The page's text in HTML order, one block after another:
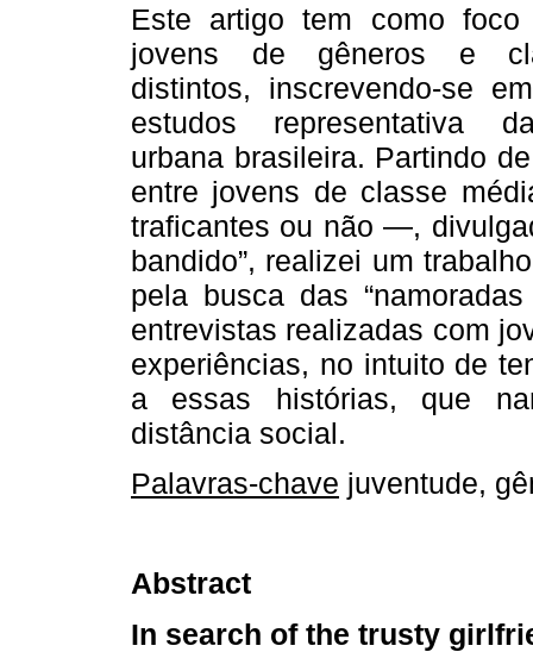
Este artigo tem como foco
jovens de gêneros e
distintos, inscrevendo-se
estudos representativa
urbana brasileira. Partindo
entre jovens de classe
traficantes ou não —,
bandido”, realizei um
pela busca das
entrevistas realizadas com
experiências, no intuito de
a essas histórias, que
distância social.
Palavras-chave juventude,
Abstract
In search of the trusty